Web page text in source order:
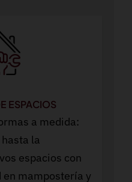
ESPACIOS
a medida:
la
espacios con
en mampostería y